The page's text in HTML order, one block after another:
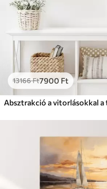
13166Ft7900 Ft